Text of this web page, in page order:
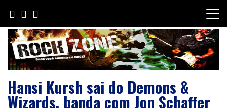
content
Hansi Kursh sai do Demons &
Wizards, banda com Jon Schaffer